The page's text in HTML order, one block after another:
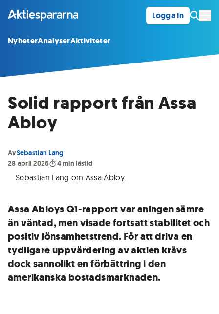
Logga in
NyheterAnalyserAktiviteter
Solid rapport från Assa
Abloy
AvSebastian Lang
28 april 2026
4min lästid
Sebastian Lang om Assa Abloy.
Assa Abloys Q1-rapport var aningen sämre
än väntad, men visade fortsatt stabilitet och
positiv lönsamhetstrend. För att driva en
tydligare uppvärdering av aktien krävs
dock sannolikt en förbättring i den
amerikanska bostadsmarknaden.